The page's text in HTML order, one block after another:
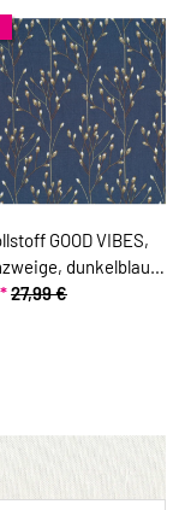
GOOD VIBES,
dunkelblau,
*27,99 €